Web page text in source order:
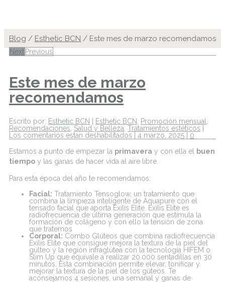
Blog / Esthetic BCN / Este mes de marzo recomendamos
Next Previous
Este mes de marzo
recomendamos
Escrito por: Esthetic BCN Esthetic BCN Promoción mensual
Recomendaciones Salud y Belleza Tratamientos estéticos
Los comentarios estan deshabilitados
4 marzo, 2025
0
Estamos a punto de empezar la primavera y con ella el
buen
tiempo y las ganas de hacer vida al aire libre.
Para esta época del año te recomendamos:
Facial: Tratamiento Tensoglow, un tratamiento que
combina la limpieza inteligente de Aquapure con el
tensado facial que aporta Exilis Elite. Exilis Elite es
radiofrecuencia de última generación que estimula la
formación de colágeno y con ello la tensión de zona
que tratemos
Corporal: Combo Glúteos que combina radiofrecuencia
Exilis Elite que consigue mejora la textura de la piel del
gúlteo y la región infraglútea con la tecnología HIFEM o
Slim Up que equivale a realizar 20.000 sentadillas en 30
minutos. Esta combinación permite elevar, tonificar y
mejorar la textura de la piel de los gúteos. Te
aconsejamos 4 sesiones, una semanal y ganas de